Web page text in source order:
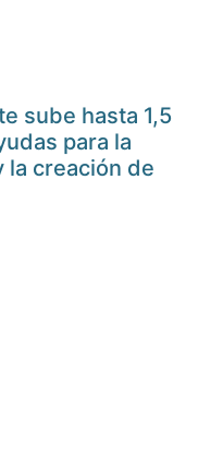
sube hasta 1,5
para la
la creación de